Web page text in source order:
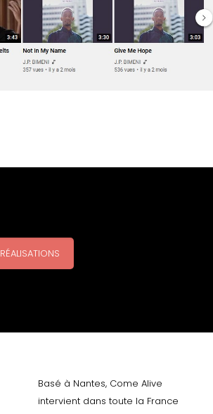
RÉALISATIONS
Basé à Nantes, Come Alive
intervient dans toute la France